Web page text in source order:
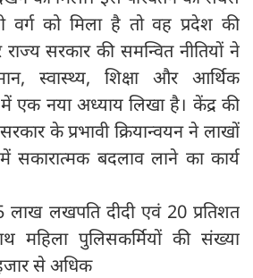
वर्ग को मिला है तो वह प्रदेश की
सरकार की समन्वित नीतियों ने
स्वास्थ्य, शिक्षा और आर्थिक
में एक नया अध्याय लिखा है। केंद्र की
के प्रभावी क्रियान्वयन ने लाखों
बदलाव लाने का कार्य
लखपति दीदी एवं 20 प्रतिशत
महिला पुलिसकर्मियों की संख्या
से अधिक